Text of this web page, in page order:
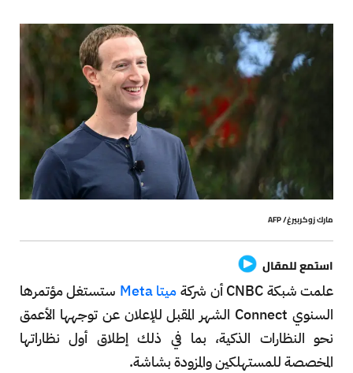
مارك زوكربيرغ/ AFP
استمع للمقال
علمت شبكة CNBC أن شركة ميتا Meta
ستستغل مؤتمرها
السنوي Connect الشهر المقبل للإعلان عن توجهها الأعمق
نحو النظارات الذكية، بما في ذلك إطلاق أول نظاراتها
المخصصة للمستهلكين والمزودة بشاشة.